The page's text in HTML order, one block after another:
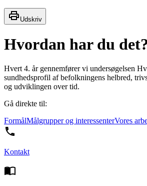
Udskriv
Hvordan har du det?
Hvert 4. år gennemfører vi undersøgelsen
sundhedsprofil af befolkningens helbred,
og udviklingen over tid.
Gå direkte til:
FormålMålgrupper og interessenterVores
Kontakt